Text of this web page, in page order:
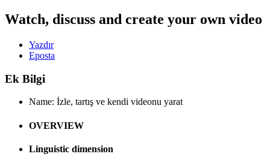
Watch, discuss and create your own video
Yazdır
Eposta
Ek Bilgi
Name: İzle, tartış ve kendi videonu yarat
OVERVIEW
Linguistic dimension